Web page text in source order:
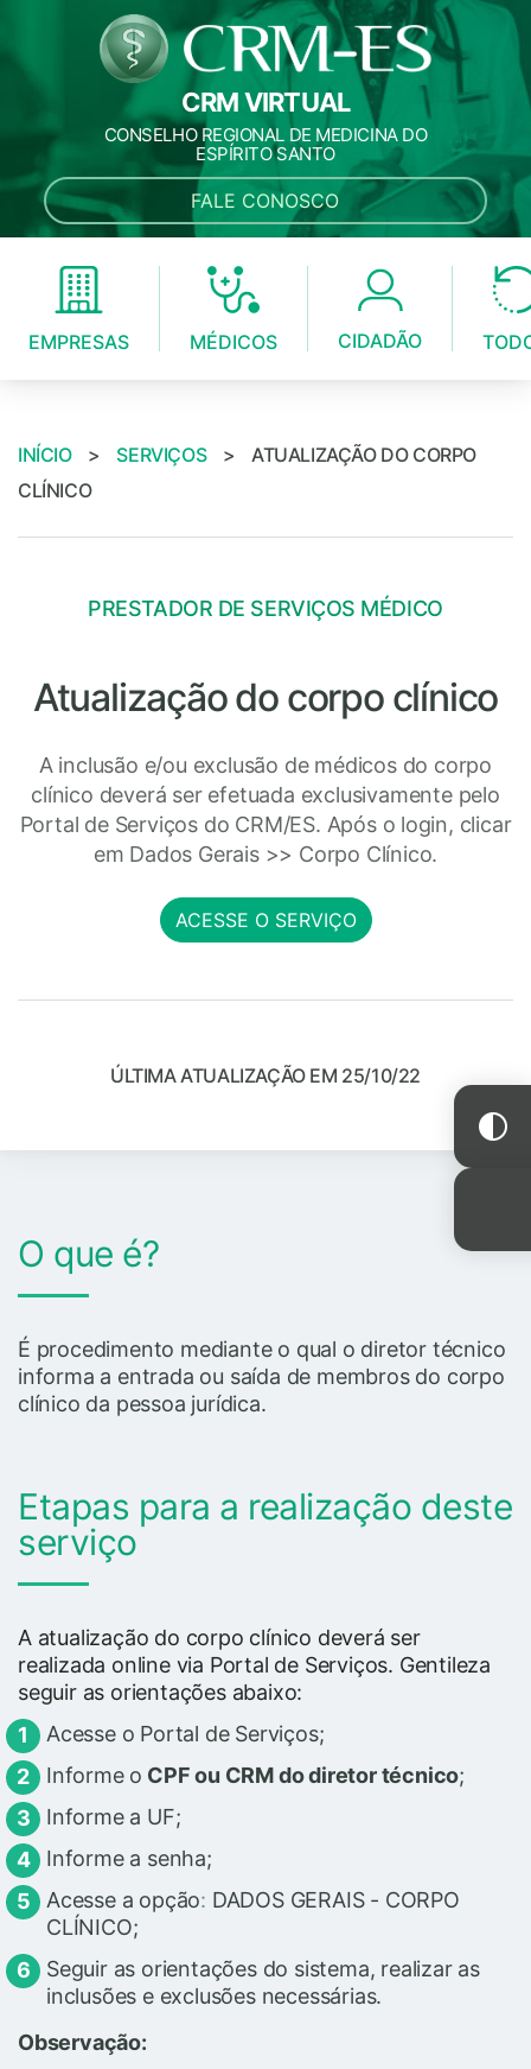
CRM VIRTUAL
CONSELHO REGIONAL DE MEDICINA DO
ESPÍRITO SANTO
FALE CONOSCO
EMPRESAS MÉDICOS CIDADÃO
INÍCIO > SERVIÇOS >
ATUALIZAÇÃO DO CORPO
CLÍNICO
PRESTADOR DE SERVIÇOS MÉDICO
Atualização do corpo clínico
A inclusão e/ou exclusão de médicos do corpo
clínico deverá ser efetuada exclusivamente pelo
Portal de Serviços do CRM/ES. Após o login, clicar
em Dados Gerais >> Corpo Clínico.
ACESSE O SERVIÇO
ÚLTIMA ATUALIZAÇÃO EM 25/10/22
O que é?
É procedimento mediante o qual o diretor técnico
informa a entrada ou saída de membros do corpo
clínico da pessoa jurídica.
Etapas para a realização deste
serviço
A atualização do corpo clínico deverá ser
realizada online via Portal de Serviços. Gentileza
seguir as orientações abaixo:
Acesse o Portal de Serviços;
Informe o CPF ou CRM do diretor técnico;
Informe a UF;
Informe a senha;
Acesse a opção: DADOS GERAIS - CORPO
CLÍNICO;
Seguir as orientações do sistema, realizar as
inclusões e exclusões necessárias.
Observação: